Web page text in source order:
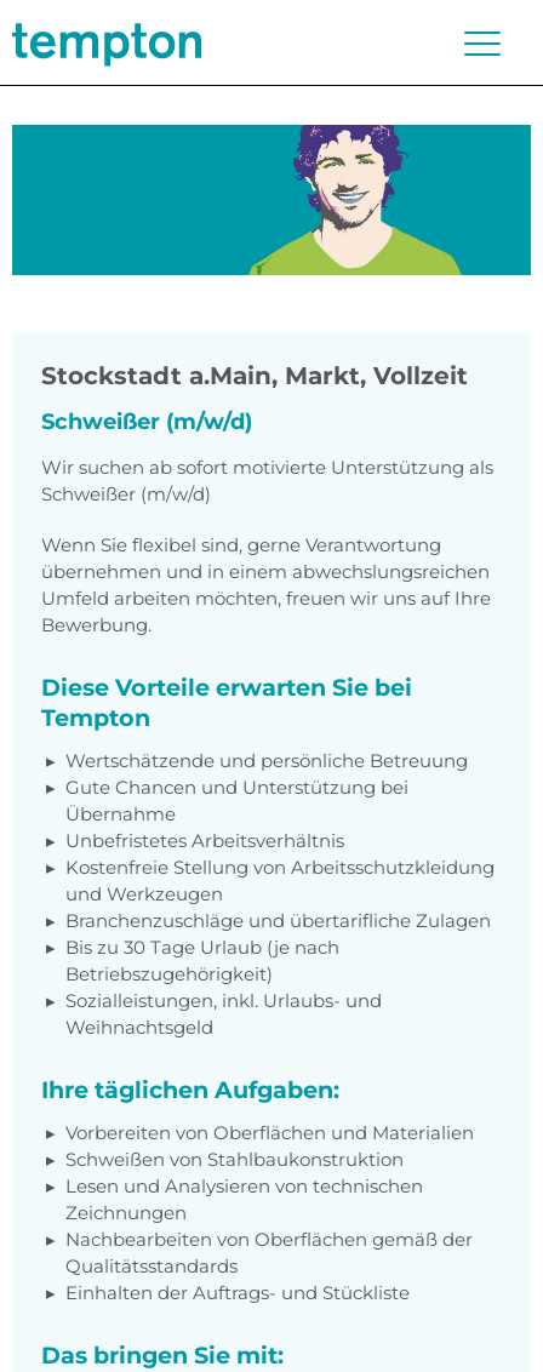
Stockstadt a.Main, Markt, Vollzeit
Schweißer (m/w/d)
Wir suchen ab sofort motivierte Unterstützung als
Schweißer (m/w/d)
Wenn Sie flexibel sind, gerne Verantwortung
übernehmen und in einem abwechslungsreichen
Umfeld arbeiten möchten, freuen wir uns auf Ihre
Bewerbung.
Diese Vorteile erwarten Sie bei
Tempton
Wertschätzende und persönliche Betreuung
Gute Chancen und Unterstützung bei
Übernahme
Unbefristetes Arbeitsverhältnis
Kostenfreie Stellung von Arbeitsschutzkleidung
und Werkzeugen
Branchenzuschläge und übertarifliche Zulagen
Bis zu 30 Tage Urlaub (je nach
Betriebszugehörigkeit)
Sozialleistungen, inkl. Urlaubs- und
Weihnachtsgeld
Ihre täglichen Aufgaben:
Vorbereiten von Oberflächen und Materialien
Schweißen von Stahlbaukonstruktion
Lesen und Analysieren von technischen
Zeichnungen
Nachbearbeiten von Oberflächen gemäß der
Qualitätsstandards
Einhalten der Auftrags- und Stückliste
Das bringen Sie mit: